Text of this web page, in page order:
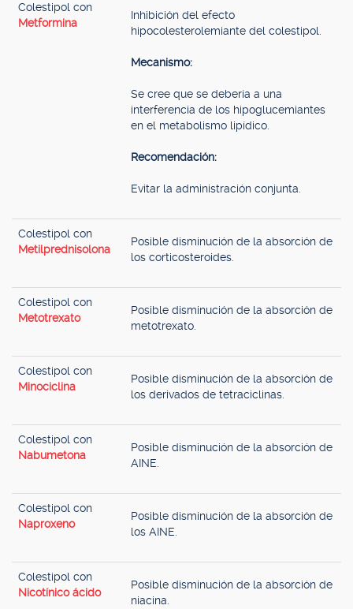
Colestipol con
Metformina
Inhibición del efecto
hipocolesterolemiante del colestipol.
Mecanismo:
Se cree que se debería a una
interferencia de los hipoglucemiantes
en el metabolismo lipídico.
Recomendación:
Evitar la administración conjunta.
Colestipol con
Metilprednisolona
Posible disminución de la absorción de
los corticosteroides.
Colestipol con
Metotrexato
Posible disminución de la absorción de
metotrexato.
Colestipol con
Minociclina
Posible disminución de la absorción de
los derivados de tetraciclinas.
Colestipol con
Nabumetona
Posible disminución de la absorción de
AINE.
Colestipol con
Naproxeno
Posible disminución de la absorción de
los AINE.
Colestipol con
Nicotínico ácido
Posible disminución de la absorción de
niacina.